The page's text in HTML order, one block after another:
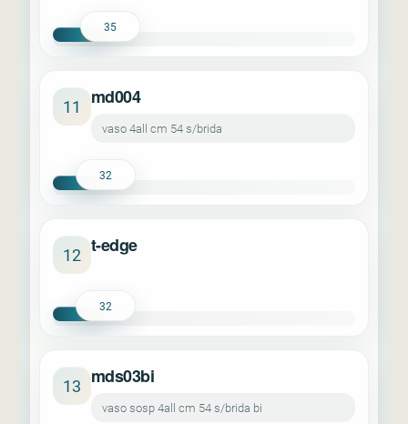
35
11 md004
vaso 4all cm 54 s/brida
32
12 t-edge
32
13 mds03bi
vaso sosp 4all cm 54 s/brida bi